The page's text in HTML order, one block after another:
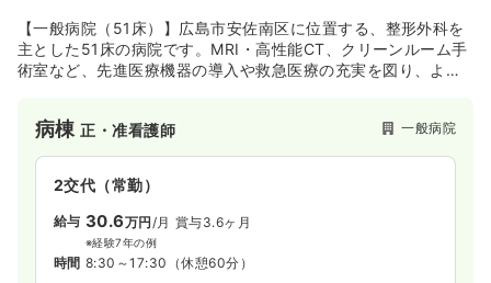
【一般病院（51床）】広島市安佐南区に位置する、整形外科を
主とした51床の病院です。MRI・高性能CT、クリーンルーム手
術室など、先進医療機器の導入や救急医療の充実を図り、より
緑井病院」と「緑井整形外科」の統合（合併）を行い ました。
病棟正・准看護師 一般病院
2交代（常勤）
給与 30.6万円 /月 賞与3.6ヶ月
※経験7年の例
時間 8:30～17:30 （休憩60分）